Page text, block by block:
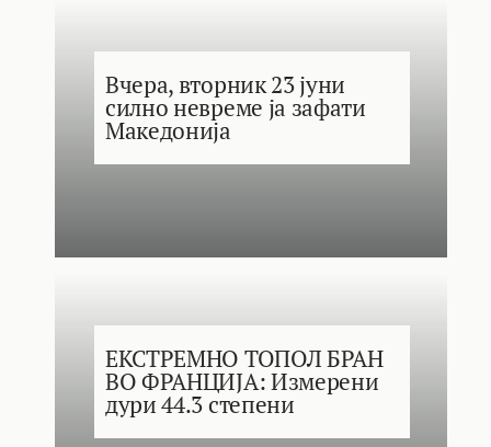
Вчера, вторник 23 јуни
силно невреме ја зафати
Македонија
ЕКСТРЕМНО ТОПОЛ БРАН
ВО ФРАНЦИЈА: Измерени
дури 44.3 степени